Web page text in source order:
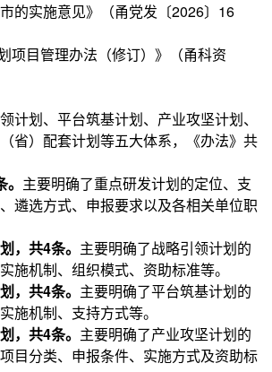
的实施意见》（甬党发〔2026〕16
项目管理办法（修订）》（甬科资
计划、平台筑基计划、产业攻坚计划、
省）配套计划等五大体系，《办法》共
主要明确了重点研发计划的定位、支
遴选方式、申报要求以及各相关单位职
，共4条。 主要明确了战略引领计划的
施机制、组织模式、资助标准等。
，共4条。 主要明确了平台筑基计划的
施机制、支持方式等。
，共4条。 主要明确了产业攻坚计划的
目分类、申报条件、实施方式及资助标